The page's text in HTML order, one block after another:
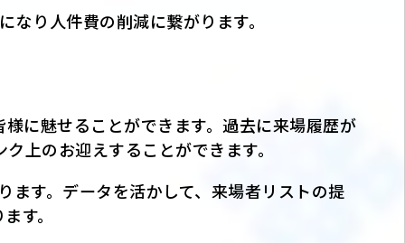
り人件費の削減に繋がります。
に魅せることができます。過去に来場履歴が
上のお迎えすることができます。
す。データを活かして、来場者リストの提
す。